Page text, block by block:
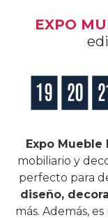
EXPO
Expo
mobiliario y
perfecto para
diseño,
más. Además,